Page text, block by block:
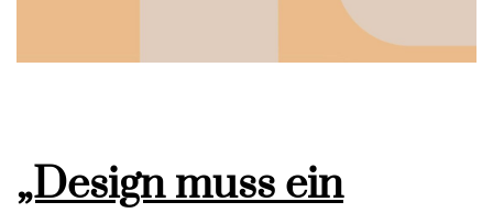
„Design muss ein